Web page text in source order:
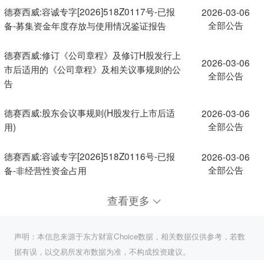
德赛西威:容诚专字[2026]518Z0117号-已报
备-募集资金年度存放与使用情况鉴证报告
2026-03-06
全部公告
德赛西威:修订《公司章程》及修订H股发行上
市后适用的《公司章程》及相关议事规则的公
告
2026-03-06
全部公告
德赛西威:股东会议事规则(H股发行上市后适
用)
2026-03-06
全部公告
德赛西威:容诚专字[2026]518Z0116号-已报
备-非经营性资金占用
2026-03-06
全部公告
查看更多
声明：本信息来源于东方财富Choice数据，相关数据仅供参考，若数
据有误，以交易所发布数据为准，不构成投资建议。